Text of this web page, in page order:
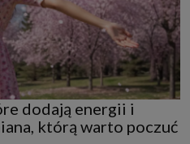
dodają energii i
którą warto poczuć